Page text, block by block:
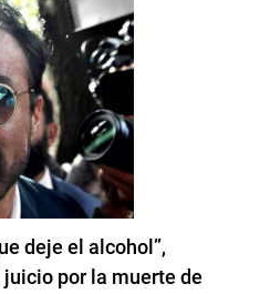
deje el alcohol”,
por la muerte de